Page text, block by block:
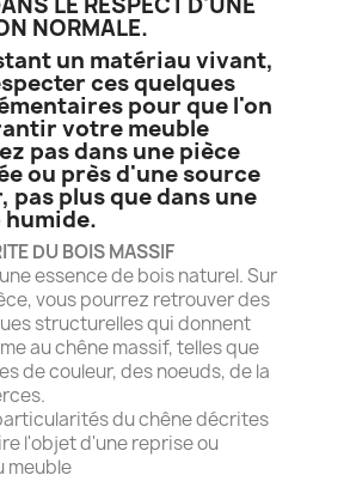
NORMALE.
un matériau vivant,
ces quelques
pour que l'on
votre meuble
pas dans une pièce
ou près d'une source
pas plus que dans une
DU BOIS MASSIF
essence de bois naturel. Sur
vous pourrez retrouver des
structurelles qui donnent
au chêne massif, telles que
de couleur, des noeuds, de la
du chêne décrites
l'objet d'une reprise ou
meuble